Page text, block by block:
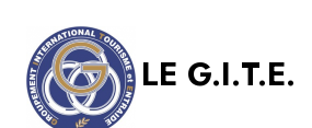
LE G.I.T.E.